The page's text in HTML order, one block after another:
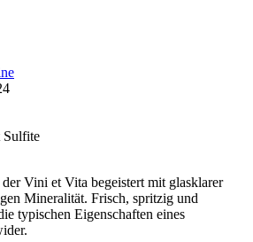
Sulfite
Vini et Vita begeistert mit glasklarer
Mineralität. Frisch, spritzig und
typischen Eigenschaften eines